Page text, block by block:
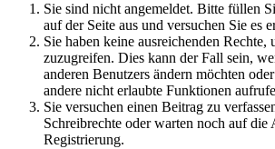
Sie sind nicht angemeldet. Bitte füllen
auf der Seite aus und versuchen Sie es
Sie haben keine ausreichenden Rechte,
zuzugreifen. Dies kann der Fall sein,
anderen Benutzers ändern möchten
andere nicht erlaubte Funktionen
Sie versuchen einen Beitrag zu
Schreibrechte oder warten noch auf
Registrierung.